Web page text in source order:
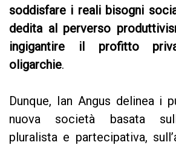
soddisfare i reali bisogni
dedita al perverso
ingigantire il profitto
oligarchie.
Dunque, Ian Angus delinea i
nuova società basata
pluralista e partecipativa,